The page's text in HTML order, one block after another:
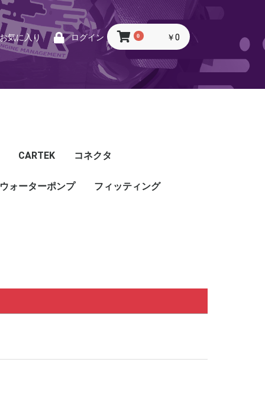
気に入り ログイン 0 ￥0
CARTEK
CARTEK
コネクタ
Lambda
Ignition
Injector
Throttle. Accele
Honda
Subaru
Toyota
Mazda
Mitsubishi
Nissan
Porsche
その他
ウォーターポンプ フィッティング